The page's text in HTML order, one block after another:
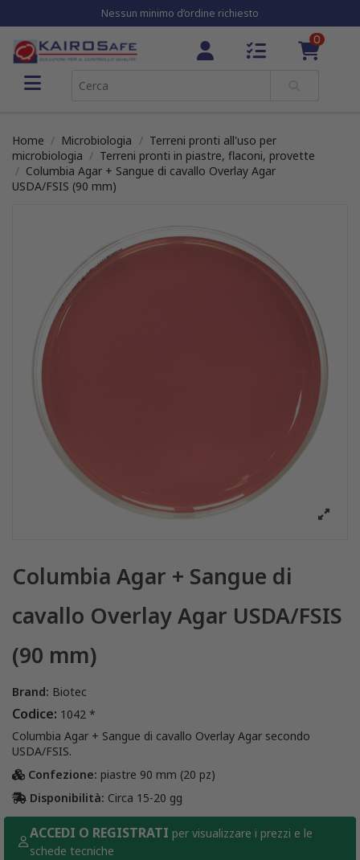
Nessun minimo d’ordine richiesto
0
Home Microbiologia
Terreni pronti all'uso per
microbiologia
Terreni pronti in piastre, flaconi, provette
Columbia Agar + Sangue di cavallo Overlay Agar
USDA/FSIS (90 mm)
Columbia Agar + Sangue di
cavallo Overlay Agar USDA/FSIS
(90 mm)
Brand: Biotec
Codice: 1042 *
Columbia Agar + Sangue di cavallo Overlay Agar secondo
USDA/FSIS.
Confezione: piastre 90 mm (20 pz)
Disponibilità: Circa 15-20 gg
ACCEDI O REGISTRATI per visualizzare i prezzi e le
schede tecniche